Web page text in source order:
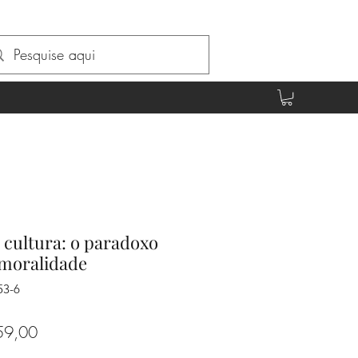
cultura: o paradoxo
6
Preço